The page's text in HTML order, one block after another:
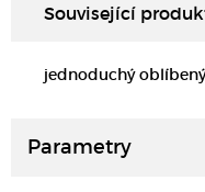
Související
jednoduchý
Parametry